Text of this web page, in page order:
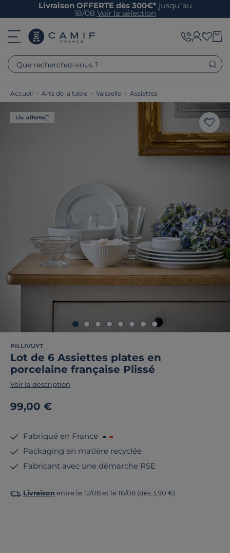
Livraison OFFERTE dès 300€* jusqu’au
18/08 Voir la sélection
Que recherchez-vous ?
Accueil > Arts de la table > Vaisselle > Assiettes
Liv. offerte
PILLIVUYT
Lot de 6 Assiettes plates en
porcelaine française Plissé
Voir la description
99,00 €
Fabriqué en France
Packaging en matière recyclée
Fabricant avec une démarche RSE
Livraison entre le 12/08 et le 18/08 (dès 3,90 €)